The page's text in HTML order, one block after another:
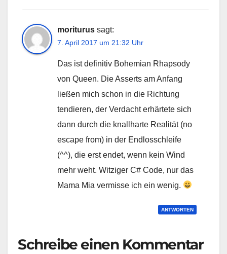
moriturus sagt:
7. April 2017 um 21:32 Uhr
Das ist definitiv Bohemian Rhapsody
von Queen. Die Asserts am Anfang
ließen mich schon in die Richtung
tendieren, der Verdacht erhärtete sich
dann durch die knallharte Realität (no
escape from) in der Endlosschleife
(^^), die erst endet, wenn kein Wind
mehr weht. Witziger C# Code, nur das
Mama Mia vermisse ich ein wenig.
ANTWORTEN
Schreibe einen Kommentar